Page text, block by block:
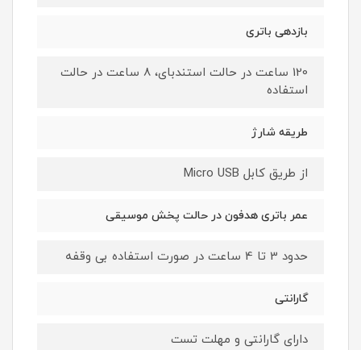
بازدهی باتری
120 ساعت در حالت استندبای، 8 ساعت در حالت
استفاده
طریقه شارژ
از طریق کابل Micro USB
عمر باتری هدفون در حالت پخش موسیقی
حدود 3 تا 4 ساعت در صورت استفاده بی وقفه
گارانتی
دارای گارانتی و مهلت تست